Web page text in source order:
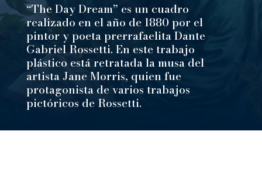
“The Day Dream” es un cuadro
realizado en el año de 1880 por el
pintor y poeta prerrafaelita Dante
Gabriel Rossetti. En este trabajo
plástico está retratada la musa del
artista Jane Morris, quien fue
protagonista de varios trabajos
pictóricos de Rossetti.